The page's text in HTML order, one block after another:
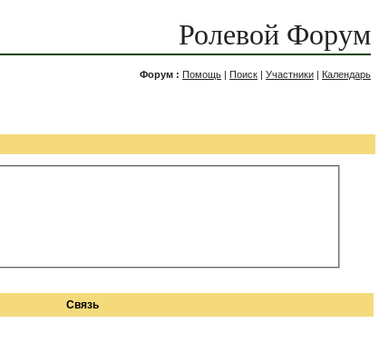
Ролевой Форум
Форум : Помощь | Поиск | Участники | Календарь
Связь